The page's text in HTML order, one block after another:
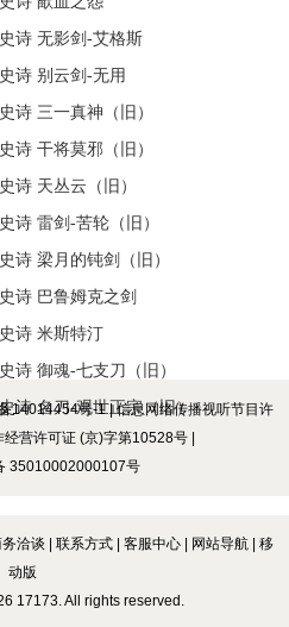
诗 无影剑-艾格斯
诗 别云剑-无用
诗 三一真神（旧）
诗 干将莫邪（旧）
诗 天丛云（旧）
诗 雷剑-苦轮（旧）
诗 梁月的钝剑（旧）
诗 巴鲁姆克之剑
诗 米斯特汀
诗 御魂-七支刀（旧）
诗 名刀-观世正宗（旧）
14014454号-1|信息网络传播视听节目许
经营许可证 (京)字第10528号|
35010002000107号
洽谈 联系方式 客服中心 网站导航
移
动版
17173. All rights reserved.